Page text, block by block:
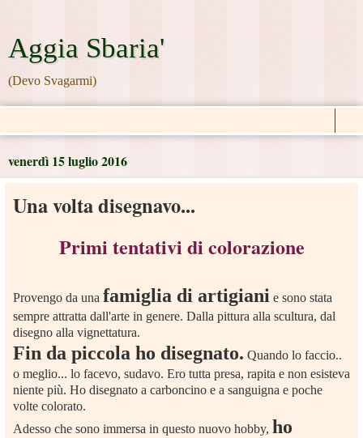
Aggia Sbaria'
(Devo Svagarmi)
venerdì 15 luglio 2016
Una volta disegnavo...
Primi tentativi di colorazione
Provengo da una famiglia di artigiani e sono stata
sempre attratta dall'arte in genere. Dalla pittura alla scultura, dal
disegno alla vignettatura.
Fin da piccola ho disegnato. Quando lo faccio..
o meglio... lo facevo, sudavo. Ero tutta presa, rapita e non esisteva
niente più. Ho disegnato a carboncino e a sanguigna e poche
volte colorato.
Adesso che sono immersa in questo nuovo hobby, ho